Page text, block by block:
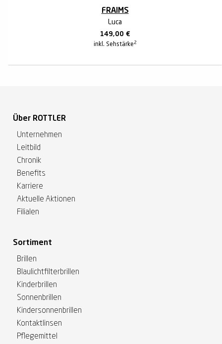
FRAIMS
Luca
149,00 €
inkl. Sehstärke 2
Über ROTTLER
Unternehmen
Leitbild
Chronik
Benefits
Karriere
Aktuelle Aktionen
Filialen
Sortiment
Brillen
Blaulichtfilterbrillen
Kinderbrillen
Sonnenbrillen
Kindersonnenbrillen
Kontaktlinsen
Pflegemittel